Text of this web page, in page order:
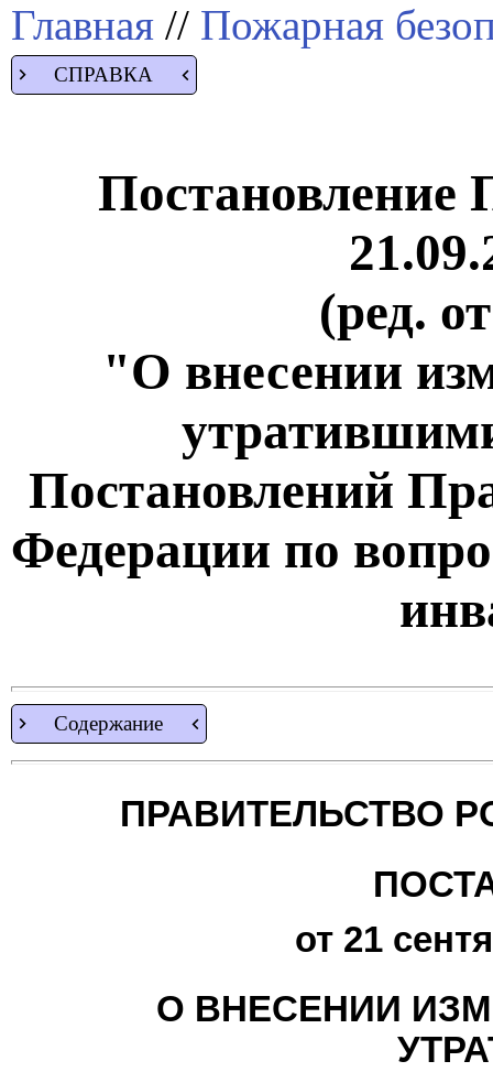
Главная // Пожарная
СПРАВКА
Постановление
(ред.
"О внесении
Постановлений
Федерации по
Содержание
ПРАВИТЕЛЬСТВО
от 21
О ВНЕСЕНИИ